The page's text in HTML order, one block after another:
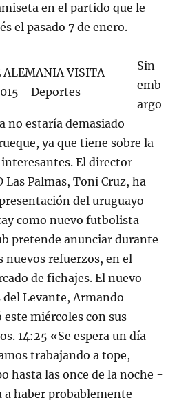
en el partido que le
el pasado 7 de enero.
Sin
emb
argo
no estaría demasiado
ya que tiene sobre la
El director
Las Palmas, Toni Cruz, ha
del uruguayo
como nuevo futbolista
pretende anunciar durante
nuevos refuerzos, en el
de fichajes. El nuevo
Levante, Armando
este miércoles con sus
14:25 «Se espera un día
trabajando a tope,
hasta las once de la noche -
a haber probablemente